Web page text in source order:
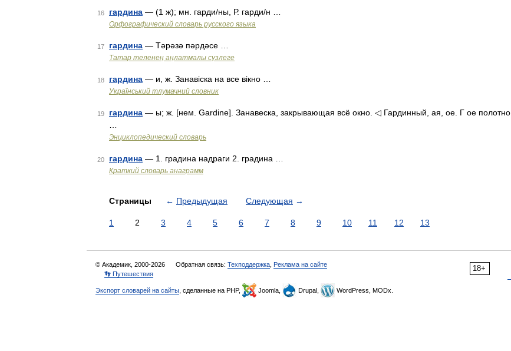
16 гардина — (1 ж); мн. гарди/ны, Р. гарди/н …
Орфографический словарь русского языка
17 гардина — Тәрәзә пәрдәсе …
Татар теленең аңлатмалы сүзлеге
18 гардина — и, ж. Занавіска на все вікно …
Український тлумачний словник
19 гардина — ы; ж. [нем. Gardine]. Занавеска, закрывающая всё окно. ◁ Гардинный, ая, ое. Г ое полотно
Энциклопедический словарь
20 гардина — 1. градина надраги 2. градина …
Краткий словарь анаграмм
Страницы ← Предыдущая Следующая →
1 2 3 4 5 6 7 8 9 10 11 12 13
18+
© Академик, 2000-2026 Обратная связь: Техподдержка Реклама на сайте
👣 Путешествия
Экспорт словарей на сайты , сделанные на PHP, Joomla, Drupal, WordPress, MODx.